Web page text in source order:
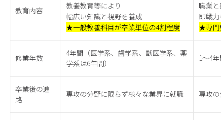
教育内容
教養教育等により
幅広い知識と視野を養成
★一般教養科目が卒業単位の4割程度
職業
即戦
★専門
修業年数
4年間（医学系、歯学系、獣医学系、薬
学系は6年間）
1～4
卒業後の進
路
専攻の分野に限らず様々な業界に就職 専攻